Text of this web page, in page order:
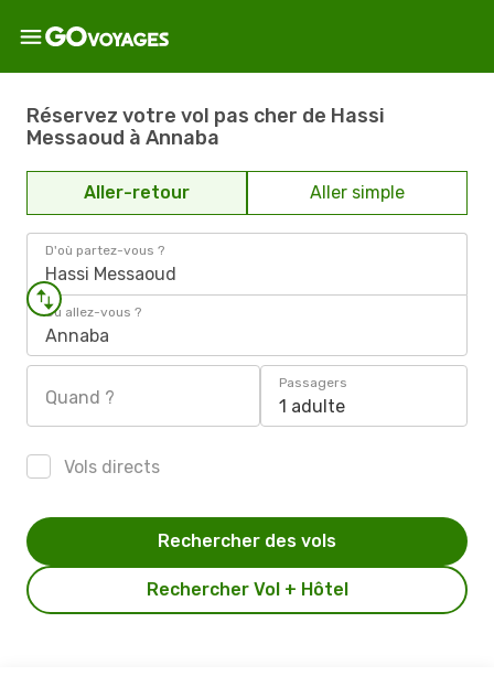
Réservez votre vol pas cher de Hassi
Messaoud à Annaba
Aller-retour Aller simple
D'où partez-vous ?
Hassi Messaoud
Où allez-vous ?
Annaba
Quand ?
Passagers
1 adulte
Vols directs
Rechercher Vol + Hôtel
Rechercher des vols